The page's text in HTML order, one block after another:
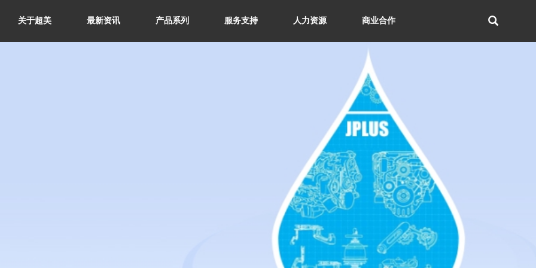
关于超美 最新资讯 产品系列 服务支持 人力资源 商业合作